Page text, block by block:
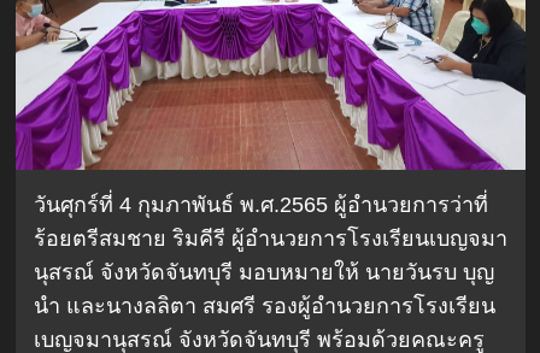
วันศุกร์ที่ 4 กุมภาพันธ์ พ.ศ.2565 ผู้อำนวยการว่าที่
ร้อยตรีสมชาย ริมคีรี ผู้อำนวยการโรงเรียนเบญจมา
นุสรณ์ จังหวัดจันทบุรี มอบหมายให้ นายวันรบ บุญ
นำ และนางลลิตา สมศรี รองผู้อำนวยการโรงเรียน
เบญจมานุสรณ์ จังหวัดจันทบุรี พร้อมด้วยคณะครู